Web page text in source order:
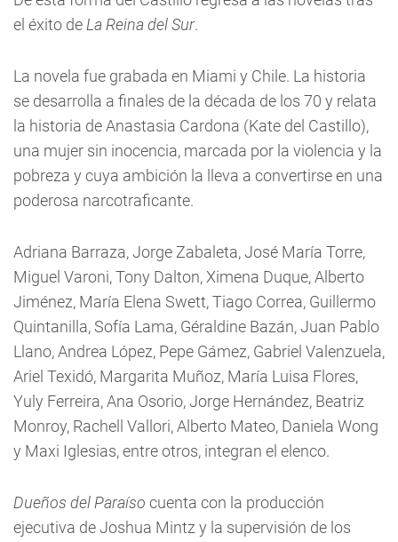
el éxito de La Reina del Sur.
La novela fue grabada en Miami y Chile. La historia
se desarrolla a finales de la década de los 70 y relata
la historia de Anastasia Cardona (Kate del Castillo),
una mujer sin inocencia, marcada por la violencia y la
pobreza y cuya ambición la lleva a convertirse en una
poderosa narcotraficante.
Adriana Barraza, Jorge Zabaleta, José María Torre,
Miguel Varoni, Tony Dalton, Ximena Duque, Alberto
Jiménez, María Elena Swett, Tiago Correa, Guillermo
Quintanilla, Sofía Lama, Géraldine Bazán, Juan Pablo
Llano, Andrea López, Pepe Gámez, Gabriel Valenzuela,
Ariel Texidó, Margarita Muñoz, María Luisa Flores,
Yuly Ferreira, Ana Osorio, Jorge Hernández, Beatriz
Monroy, Rachell Vallori, Alberto Mateo, Daniela Wong
y Maxi Iglesias, entre otros, integran el elenco.
Dueños del Paraíso cuenta con la producción
ejecutiva de Joshua Mintz y la supervisión de los